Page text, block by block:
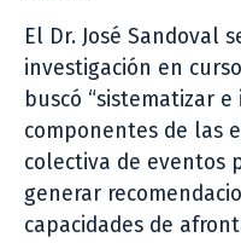
El Dr. José Sandoval
investigación en
buscó “sistematizar
componentes de las
colectiva de eventos
generar
capacidades de